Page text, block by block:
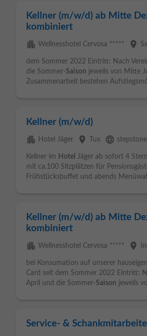
Kellner (m/w/d) ab Mitte
kombiniert
apartment Wellnesshotel Cervosa ***** place
dem Sommer 2022 Eintritt: Nach
die Sommer-Saison jeweils von Mitte
Zusammenarbeit bestehen
Kellner (m/w/d)
apartment Hotel Jäger place Tux language
Kellner im Hotel Jäger ab sofort 4
mit ca.100 Sitzplätzen für
Frühstücksbuffet und abends
Kellner (m/w/d) ab Mitte
kombiniert
apartment Wellnesshotel Cervosa ***** place
bei Konsumation auf unserer
Card seit dem Sommer 2022 Eintritt:
April und die Sommer-Saison jeweils
Service- &